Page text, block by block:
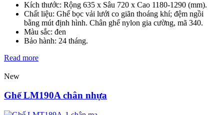
Kích thước: Rộng 635 x Sâu 720 x Cao 1180-1290 (mm).
Chất liệu: Ghế bọc vải lưới co giãn thoáng khí; đệm ngồi
bằng mút định hình. Chân ghế nylon gia cường, mã 340.
Màu sắc: đen
Bảo hành: 24 tháng.
Read more
New
Ghế LM190A chân nhựa